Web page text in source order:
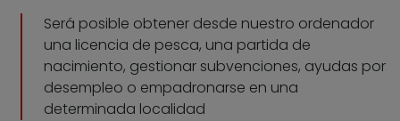
Será posible obtener desde nuestro ordenador
una licencia de pesca, una partida de
nacimiento, gestionar subvenciones, ayudas por
desempleo o empadronarse en una
determinada localidad